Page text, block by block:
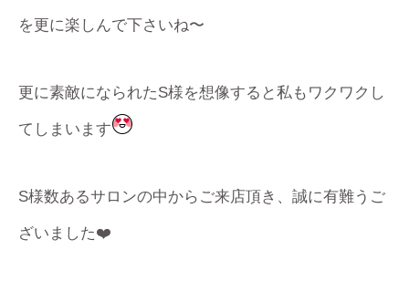
を更に楽しんで下さいね〜
更に素敵になられたS様を想像すると私もワクワクし
てしまいます
S様数あるサロンの中からご来店頂き、誠に有難うご
ざいました❤️